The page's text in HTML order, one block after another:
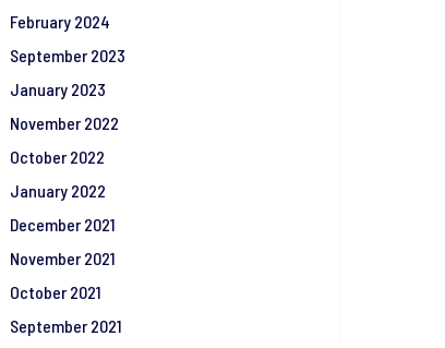
February 2024
September 2023
January 2023
November 2022
October 2022
January 2022
December 2021
November 2021
October 2021
September 2021